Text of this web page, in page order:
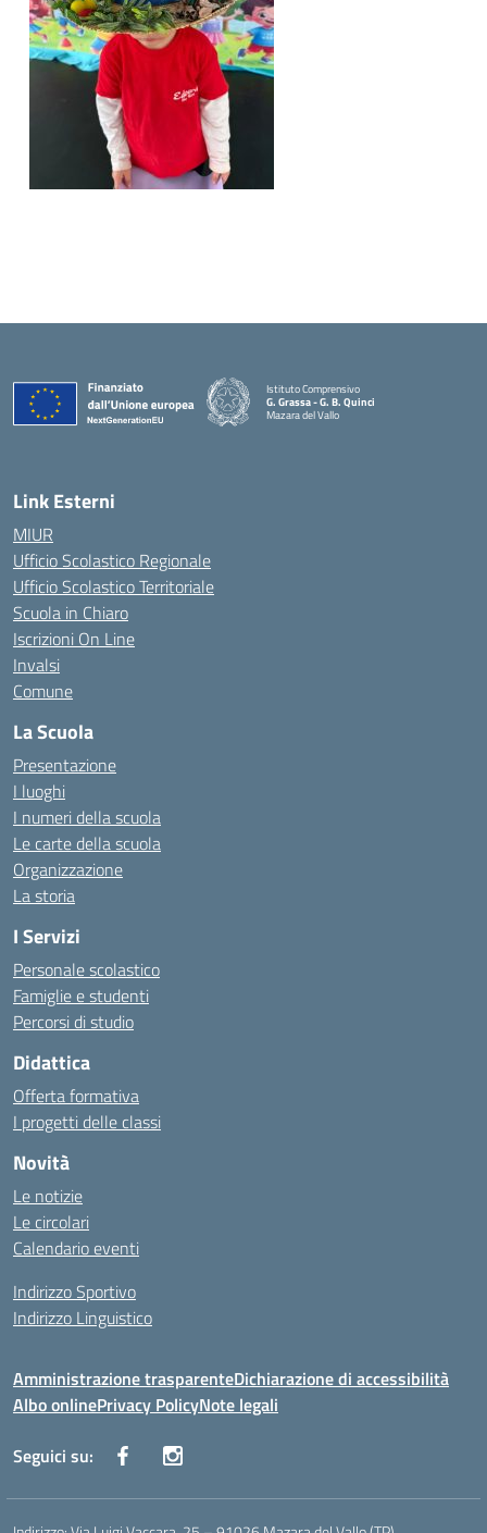
Istituto Comprensivo
G. Grassa - G. B. Quinci
Mazara del Vallo
Link Esterni
MIUR
Ufficio Scolastico Regionale
Ufficio Scolastico Territoriale
Scuola in Chiaro
Iscrizioni On Line
Invalsi
Comune
La Scuola
Presentazione
I luoghi
I numeri della scuola
Le carte della scuola
Organizzazione
La storia
I Servizi
Personale scolastico
Famiglie e studenti
Percorsi di studio
Didattica
Offerta formativa
I progetti delle classi
Novità
Le notizie
Le circolari
Calendario eventi
Indirizzo Sportivo
Indirizzo Linguistico
Amministrazione trasparenteDichiarazione di accessibilità
Albo onlinePrivacy PolicyNote legali
Seguici su: